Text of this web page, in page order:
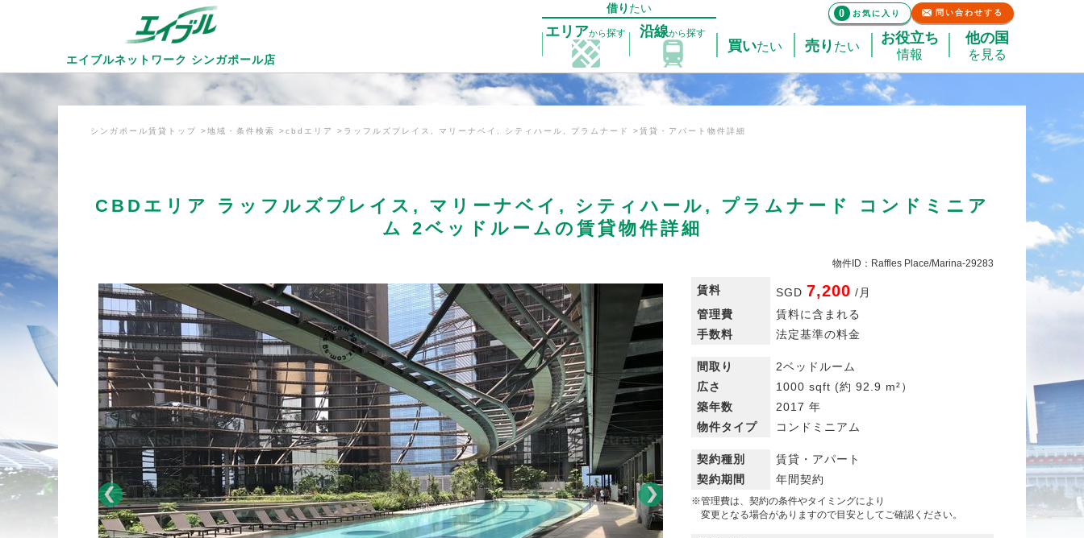
エイブルネットワーク シンガポール店
借り たい
エリアから探す 沿線から探す
買いたい 売り たい お役立ち
情報
他の国
を見る
0 お気に入り 問い合わせする
シンガポール賃貸トップ 地域・条件検索 cbdエリア ラッフルズプレイス, マリーナベイ, シティハール, プラムナード 賃貸・アパート物件詳細
CBDエリア ラッフルズプレイス, マリーナベイ, シティハール, プラムナード コンドミニア
ム 2ベッドルームの賃貸物件詳細
物件ID：Raffles Place/Marina-29283
賃料 SGD 7,200 / 月
管理費
賃料に含まれる
手数料
法定基準の料金
間取り
2ベッドルーム
広さ
1000 sqft (約 92.9 m²）
築年数
2017 年
物件タイプ
コンドミニアム
契約種別
賃貸・アパート
契約期間
年間契約
※管理費は、契約の条件やタイミングにより
変更となる場合がありますので目安としてご確認ください。